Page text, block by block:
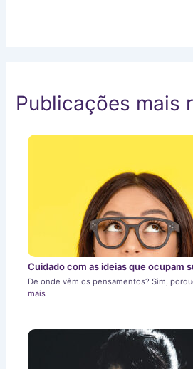
Publicações mais
Cuidado com as ideias que ocupam
De onde vêm os pensamentos? Sim,
mais